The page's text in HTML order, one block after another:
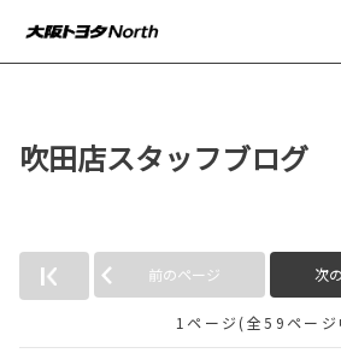
吹田店スタッフブログ
前のページ 次
1ページ(全59ページ